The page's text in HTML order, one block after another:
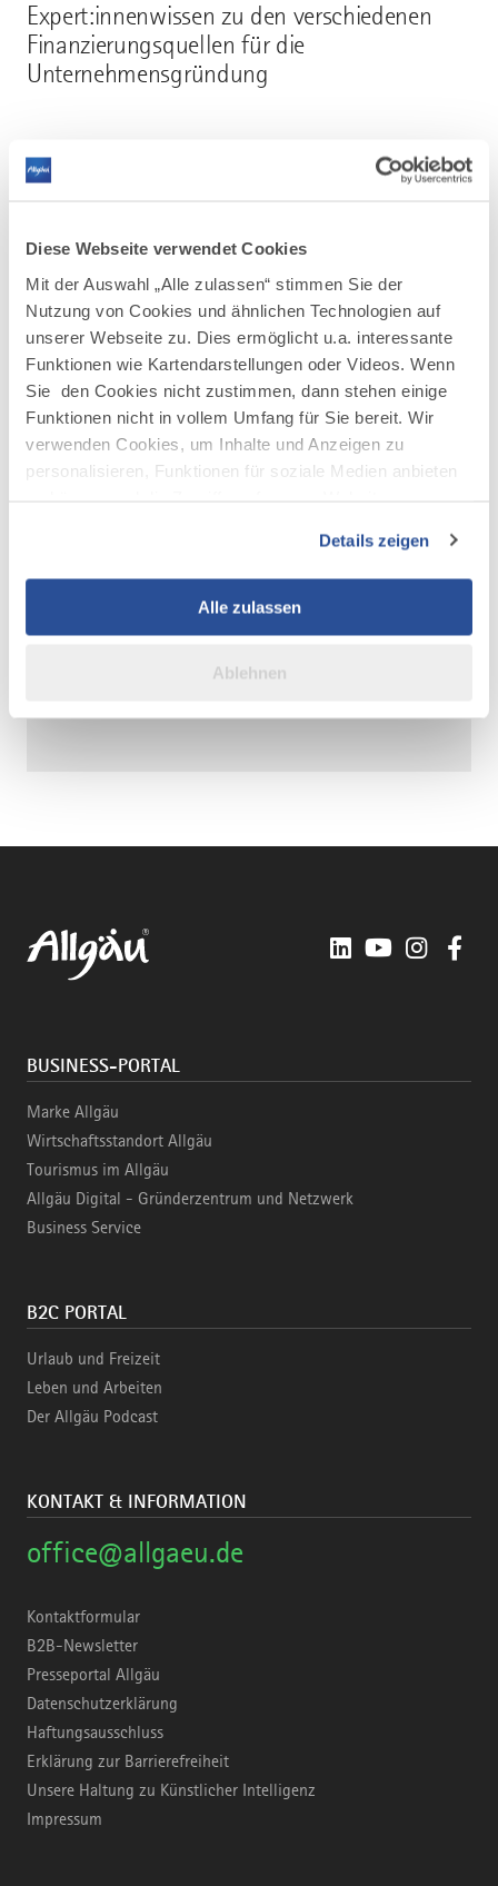
Diese Webseite verwendet Cookies
Mit der Auswahl „Alle zulassen“ stimmen Sie der
Nutzung von Cookies und ähnlichen Technologien auf
unserer Webseite zu. Dies ermöglicht u.a. interessante
Funktionen wie Kartendarstellungen oder Videos. Wenn
Sie den Cookies nicht zustimmen, dann stehen einige
Funktionen nicht in vollem Umfang für Sie bereit. Wir
verwenden Cookies, um Inhalte und Anzeigen zu
personalisieren, Funktionen für soziale Medien anbieten
Verwendung unserer Website an unsere Partner für
soziale Medien, Werbung und Analysen weiter. Unsere
Partner führen diese Informationen möglicherweise mit
weiteren Daten zusammen, die Sie ihnen bereitgestellt
Details zeigen
Alle zulassen
Ablehnen
Expert:innenwissen zu den verschiedenen
Finanzierungsquellen für die
Unternehmensgründung
Allgäu Digital, Keselstraße 16, 87435 Kempten
Mehr erfahren
LinkedInYouTube
BUSINESS-PORTAL
Marke Allgäu
Wirtschaftsstandort Allgäu
Tourismus im Allgäu
Allgäu Digital - Gründerzentrum und Netzwerk
Business Service
B2C PORTAL
Urlaub und Freizeit
Leben und Arbeiten
Der Allgäu Podcast
KONTAKT & INFORMATION
office@allgaeu.de
Kontaktformular
B2B-Newsletter
Presseportal Allgäu
Datenschutzerklärung
Haftungsausschluss
Erklärung zur Barrierefreiheit
Unsere Haltung zu Künstlicher Intelligenz
Impressum